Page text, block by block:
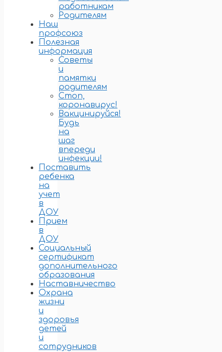
работникам
Родителям
Наш
профсоюз
Полезная
информация
Советы
и
памятки
родителям
Стоп,
коронавирус!
Вакцинируйся!
Будь
на
шаг
впереди
инфекции!
Поставить
ребенка
на
учет
в
ДОУ
Прием
в
ДОУ
Социальный
сертификат
дополнительного
образования
Наставничество
Охрана
жизни
и
здоровья
детей
и
сотрудников